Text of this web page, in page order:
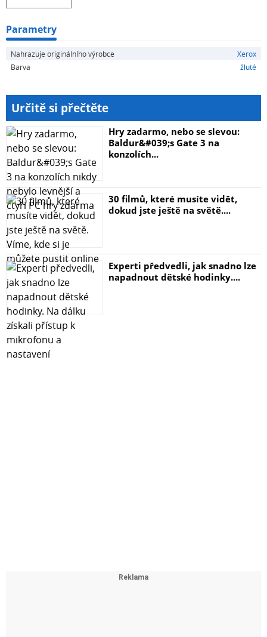
Parametry
Nahrazuje originálního výrobce
Xerox
Barva
žluté
Určitě si přečtěte
Hry zadarmo, nebo se slevou:
Baldur&#039;s Gate 3 na
konzolích...
30 filmů, které musíte vidět,
dokud jste ještě na světě....
Experti předvedli, jak snadno lze
napadnout dětské hodinky....